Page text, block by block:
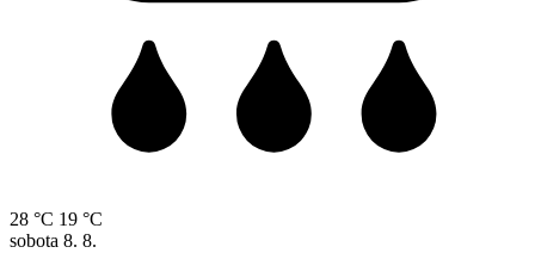
28 °C 19 °C
sobota 8. 8.